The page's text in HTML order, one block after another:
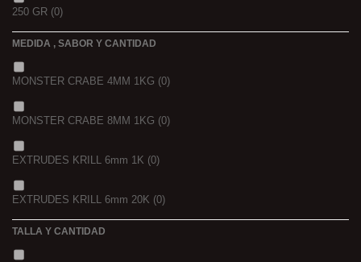
250 GR (0)
3 K
MEDIDA , SABOR Y CANTIDAD
MONSTER CRABE 4MM 1KG (0)
MONSTER CRABE 8MM 1KG (0)
EXTRUDES KRILL 6mm 1K (0)
EXTRUDES KRILL 6mm 20K (0)
TALLA Y CANTIDAD